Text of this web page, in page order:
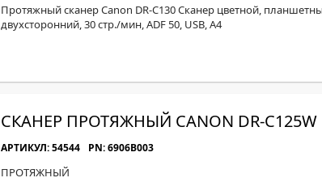
Протяжный сканер Canon DR-C130 Сканер цветной,
двухсторонний, 30 стр./мин, ADF 50, USB, A4
СКАНЕР ПРОТЯЖНЫЙ CANON DR-C125W
АРТИКУЛ: 54544 PN: 6906B003
ПРОТЯЖНЫЙ